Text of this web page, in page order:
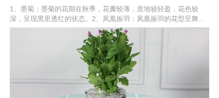
1、墨菊：墨菊的花期在秋季，花瓣较薄，质地较轻盈，花色较
深，呈现黑里透红的状态。2、凤凰振羽：凤凰振羽的花型呈舞环
形，花朵盛开时，就像往四周伸展一样。3、绿牡丹：绿牡丹的花
色为青绿色，如同是玉石一样，花冠微微呈扁球状。4、其他：还
有十丈垂帘、雪珠红梅、红衣绿裳、绿云、帅旗、鬃掸佛尘、西湖